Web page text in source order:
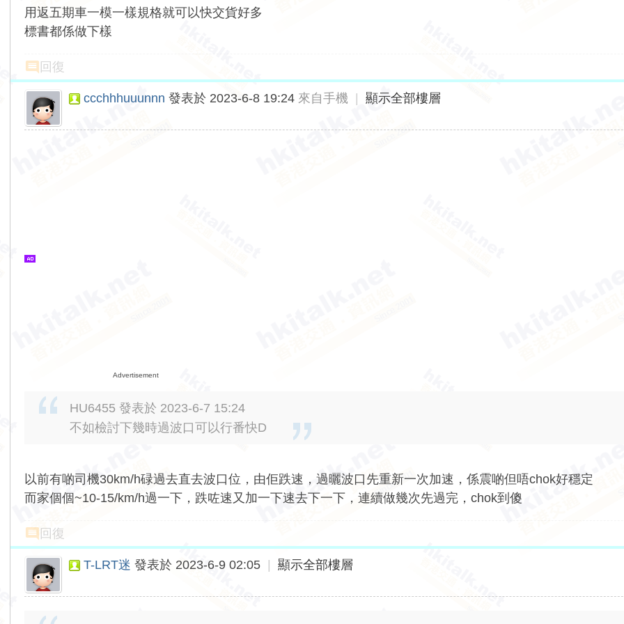
用返五期車一模一樣規格就可以快交貨好多
標書都係做下樣
回復
ccchhhuuunnn 發表於 2023-6-8 19:24 來自手機 顯示全部樓層
Advertisement
HU6455 發表於 2023-6-7 15:24
不如檢討下幾時過波口可以行番快D
以前有啲司機30km/h碌過去直去波口位，由佢跌速，過曬波口先重新一次加速，係震啲但唔chok好穩定
而家個個~10-15/km/h過一下，跌咗速又加一下速去下一下，連續做幾次先過完，chok到傻
回復
T-LRT迷 發表於 2023-6-9 02:05 顯示全部樓層